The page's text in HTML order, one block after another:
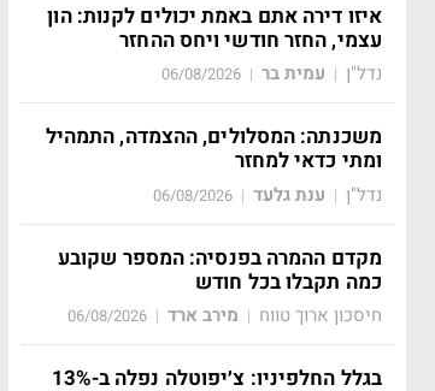
איזו דירה אתם באמת יכולים לקנות: הון
עצמי, החזר חודשי ויחס ההחזר
נדל"ן | עמית בר |
06/08/2026
משכנתה: המסלולים, ההצמדה, התמהיל
ומתי כדאי למחזר
נדל"ן | ענת גלעד |
06/08/2026
מקדם ההמרה בפנסיה: המספר שקובע
כמה תקבלו בכל חודש
חיסכון ארוך טווח | מירב ארד |
06/08/2026
בגלל החלפיניו: צ׳יפוטלה נפלה ב-13%